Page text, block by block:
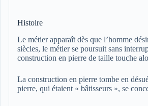
Histoire
Le métier apparaît dès que l’homme
siècles, le métier se poursuit sans
construction en pierre de taille touche
La construction en pierre tombe en
pierre, qui étaient « bâtisseurs », se